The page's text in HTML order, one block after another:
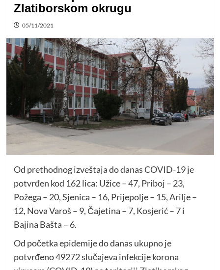
Zlatiborskom okrugu
05/11/2021
Od prethodnog izveštaja do danas COVID-19 je
potvrđen kod 162 lica: Užice – 47, Priboj – 23,
Požega – 20, Sjenica – 16, Prijepolje – 15, Arilje –
12, Nova Varoš – 9, Čajetina – 7, Kosjerić – 7 i
Bajina Bašta – 6.
Od početka epidemije do danas ukupno je
potvrđeno 49272 slučajeva infekcije korona